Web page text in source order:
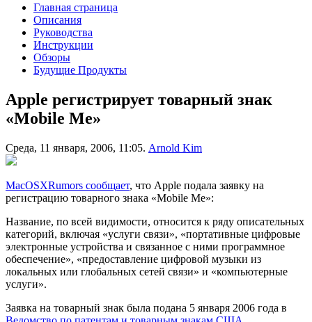
Главная страница
Описания
Руководства
Инструкции
Обзоры
Будущие Продукты
Apple регистрирует товарный знак
«Mobile Me»
Среда, 11 января, 2006, 11:05. Arnold Kim
MacOSXRumors сообщает, что Apple подала заявку на
регистрацию товарного знака «Mobile Me»:
Название, по всей видимости, относится к ряду описательных
категорий, включая «услуги связи», «портативные цифровые
электронные устройства и связанное с ними программное
обеспечение», «предоставление цифровой музыки из
локальных или глобальных сетей связи» и «компьютерные
услуги».
Заявка на товарный знак была подана 5 января 2006 года в